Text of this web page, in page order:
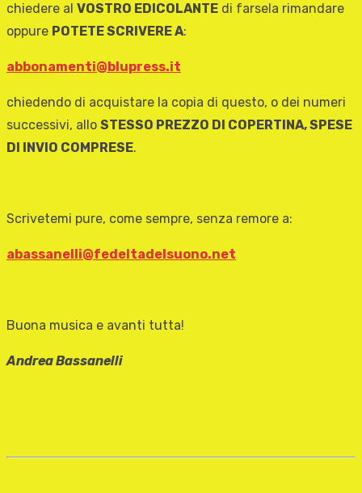
chiedere al VOSTRO EDICOLANTE di farsela rimandare
oppure POTETE SCRIVERE A:
abbonamenti@blupress.it
chiedendo di acquistare la copia di questo, o dei numeri
successivi, allo STESSO PREZZO DI COPERTINA, SPESE
DI INVIO COMPRESE.
Scrivetemi pure, come sempre, senza remore a:
abassanelli@fedeltadelsuono.net
Buona musica e avanti tutta!
Andrea Bassanelli